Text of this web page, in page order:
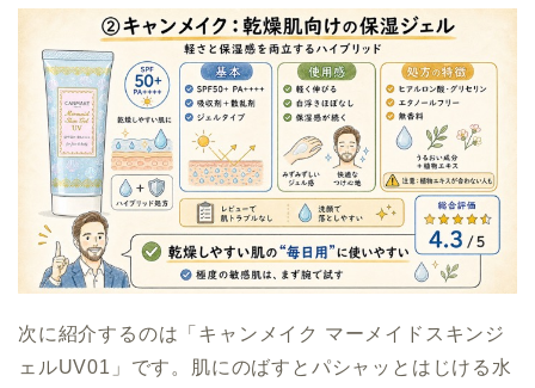
次に紹介するのは「キャンメイク マーメイドスキンジ
ェルUV01」です。肌にのばすとパシャッとはじける水